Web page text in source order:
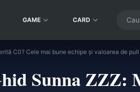
GAME CARD
C0? Cele mai bune echipe și valoarea de pull
Sunna ZZZ: